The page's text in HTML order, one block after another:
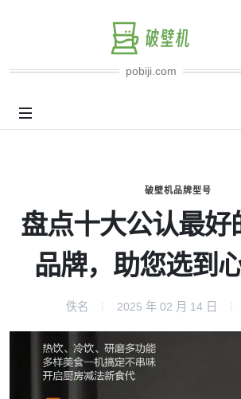
pobiji.com
破壁机品牌型号
盘点十大公认最好
品牌，助您选到
佚名 2025 年 02 月 14 日